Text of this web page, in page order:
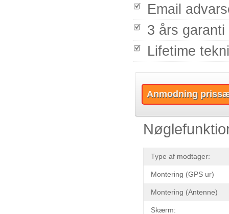
Email
3 års garanti
Lifetime
Anmodning
Type af modtager:
Montering (GPS ur)
Montering (Antenne)
Skærm: